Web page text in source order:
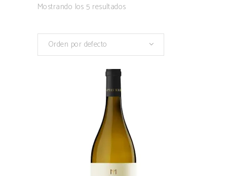
Mostrando los 5 resultados
Orden por defecto
Quinta
das
Tapias
Cuveé
AÑADIR AL CARRITO